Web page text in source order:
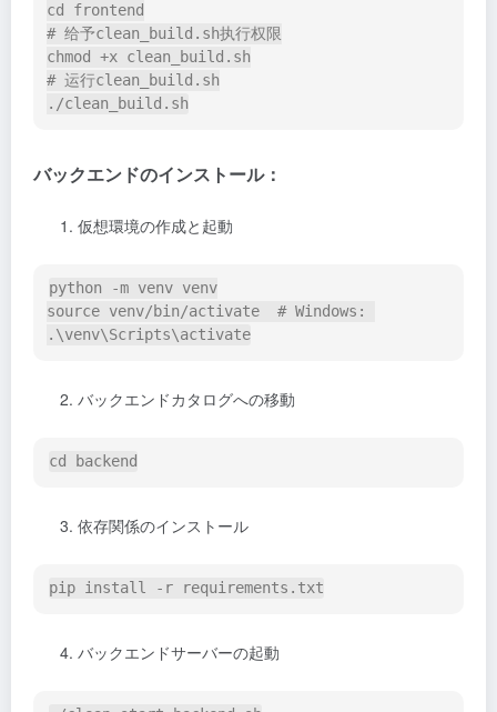
cd frontend
# 给予clean_build.sh执行权限
chmod +x clean_build.sh
# 运行clean_build.sh
バックエンドのインストール：
仮想環境の作成と起動
python -m venv venv
source venv/bin/activate  # Windows:
バックエンドカタログへの移動
依存関係のインストール
バックエンドサーバーの起動